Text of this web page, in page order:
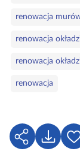
renowacja
renowacja
renowacja
renowacja
U
P